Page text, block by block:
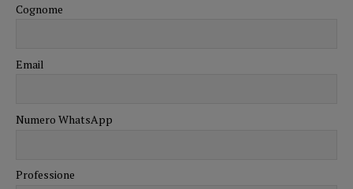
Cognome
Email
Numero WhatsApp
Professione